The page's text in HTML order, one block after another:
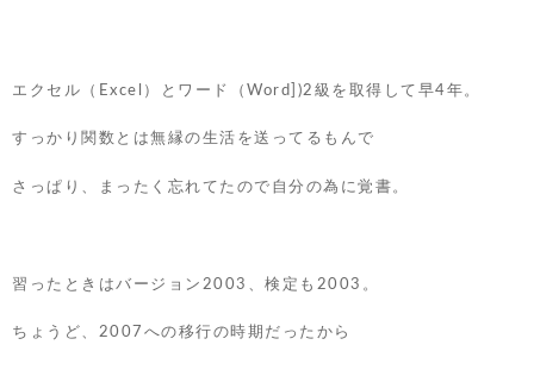
エクセル（Excel）とワード（Word])2級を取得して早4年。
すっかり関数とは無縁の生活を送ってるもんで
さっぱり、まったく忘れてたので自分の為に覚書。
習ったときはバージョン2003、検定も2003。
ちょうど、2007への移行の時期だったから